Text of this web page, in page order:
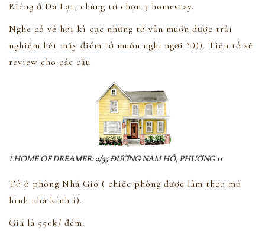
t
i
Riêng ở Đà Lạt, chúng tớ chọn 3 homestay.
Nghe có vẻ hơi kì cục nhưng tớ vẫn muốn được trải
nghiệm hết mấy điểm tớ muốn nghỉ ngơi ?:))). Tiện tớ sẽ
review cho các cậu
? HOME OF DREAMER: 2/35 ĐƯỜNG NAM HỒ, PHƯỜNG 11
Tớ ở phòng Nhà Gió ( chiếc phòng được làm theo mô
hình nhà kính í).
Giá là 550k/ đêm.